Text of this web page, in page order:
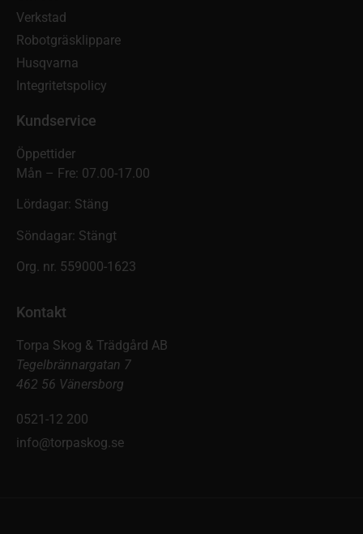
Verkstad
Robotgräsklippare
Husqvarna
Integritetspolicy
Kundservice
Öppettider
Mån – Fre: 07.00-17.00
Lördagar: Stäng
Söndagar: Stängt
Org. nr. 559000-1623
Kontakt
Torpa Skog & Trädgård AB
Tegelbrännargatan 7
462 56 Vänersborg
0521-12 200
info@torpaskog.se